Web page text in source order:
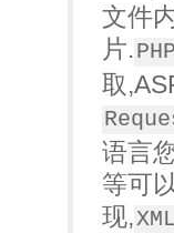
文件
片.PHP
取
语言
等可
现,